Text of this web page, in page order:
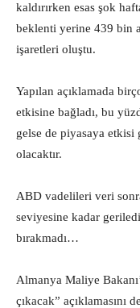
kaldırırken esas şok
beklenti yerine 439 bin
işaretleri oluştu.
Yapılan açıklamada
etkisine bağladı, bu
gelse de piyasaya
olacaktır.
ABD vadelileri veri
seviyesine kadar
bırakmadı…
Almanya Maliye
çıkacak” açıklamasını